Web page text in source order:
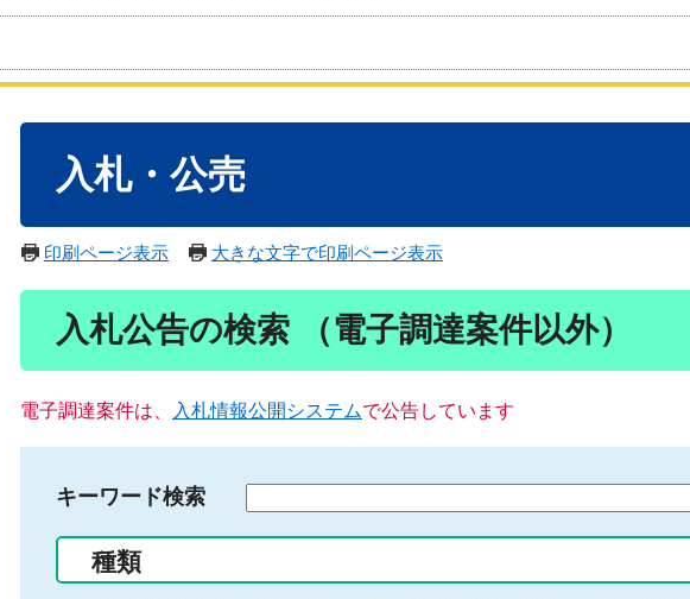
入札・公売
印刷ページ表示 大きな文字で印刷ページ表示
入札公告の検索 （電子調達案件以外）
電子調達案件は、 入札情報公開システムで公告しています
キーワード検索
る
種類